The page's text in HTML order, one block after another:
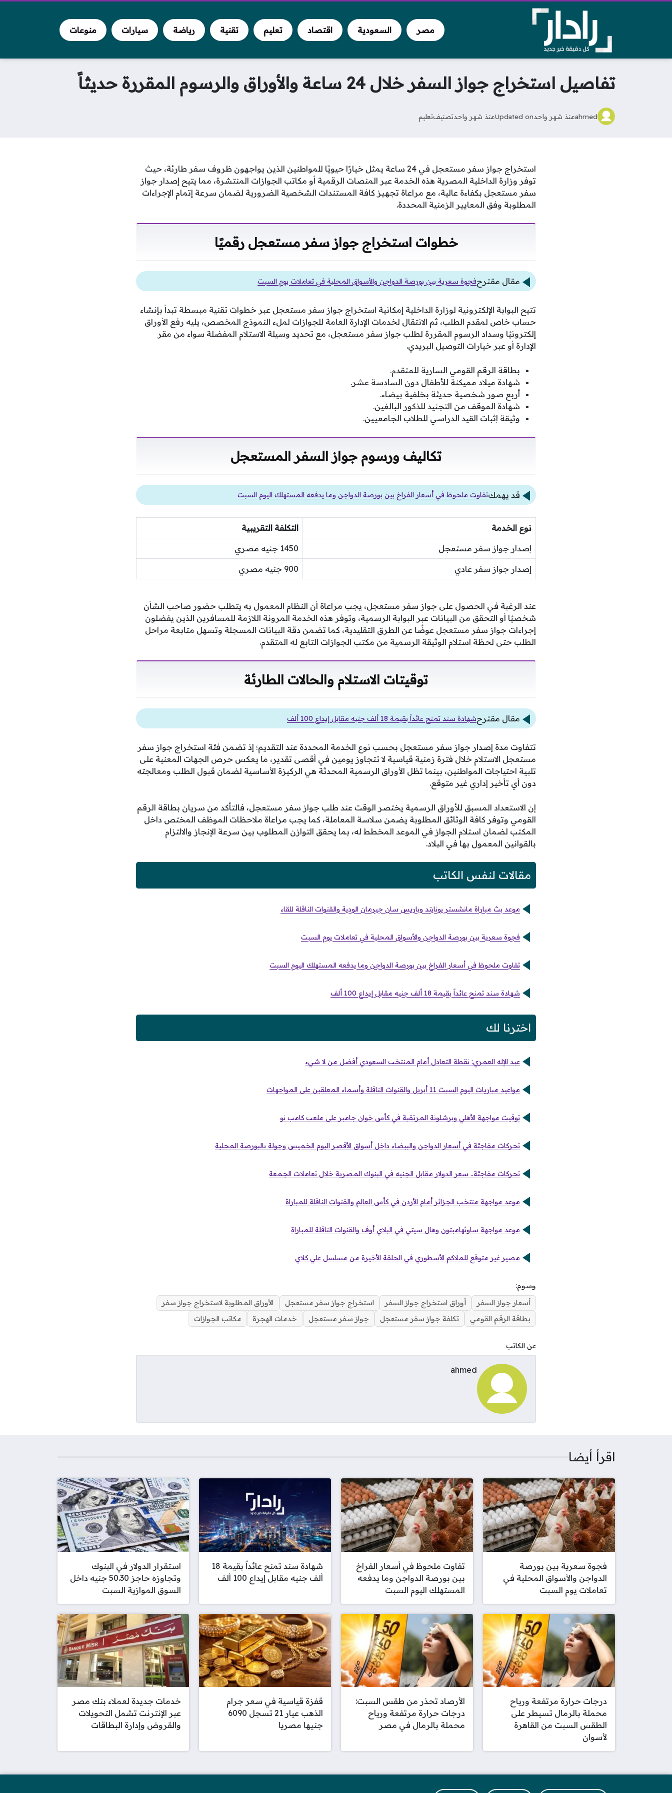
مصر السعودية اقتصاد تعليم تقنية رياضة سيارات منوعات
تفاصيل استخراج جواز السفر خلال 24 ساعة والأوراق والرسوم المقررة حديثاً
ahmedمنذ شهر واحدUpdated onمنذ شهر واحدتصنيفتعليم
استخراج جواز سفر مستعجل في 24 ساعة يمثل خيارًا حيويًا للمواطنين الذين يواجهون ظروف سفر طارئة، حيث
توفر وزارة الداخلية المصرية هذه الخدمة عبر المنصات الرقمية أو مكاتب الجوازات المنتشرة، مما يتيح إصدار جواز
سفر مستعجل بكفاءة عالية، مع مراعاة تجهيز كافة المستندات الشخصية الضرورية لضمان سرعة إتمام الإجراءات
المطلوبة وفق المعايير الزمنية المحددة.
خطوات استخراج جواز سفر مستعجل رقميًا
مقال مقترحفجوة سعرية بين بورصة الدواجن والأسواق المحلية في تعاملات يوم السبت
تتيح البوابة الإلكترونية لوزارة الداخلية إمكانية استخراج جواز سفر مستعجل عبر خطوات تقنية مبسطة تبدأ بإنشاء
حساب خاص لمقدم الطلب، ثم الانتقال لخدمات الإدارة العامة للجوازات لملء النموذج المخصص، يليه رفع الأوراق
إلكترونيًا وسداد الرسوم المقررة لطلب جواز سفر مستعجل، مع تحديد وسيلة الاستلام المفضلة سواء من مقر
الإدارة أو عبر خيارات التوصيل البريدي.
بطاقة الرقم القومي السارية للمتقدم.
شهادة ميلاد مميكنة للأطفال دون السادسة عشر.
أربع صور شخصية حديثة بخلفية بيضاء.
شهادة الموقف من التجنيد للذكور البالغين.
وثيقة إثبات القيد الدراسي للطلاب الجامعيين.
تكاليف ورسوم جواز السفر المستعجل
قد يهمكتفاوت ملحوظ في أسعار الفراخ بين بورصة الدواجن وما يدفعه المستهلك اليوم السبت
نوع الخدمة التكلفة التقريبية
إصدار جواز سفر مستعجل 1450 جنيه مصري
إصدار جواز سفر عادي 900 جنيه مصري
عند الرغبة في الحصول على جواز سفر مستعجل، يجب مراعاة أن النظام المعمول به يتطلب حضور صاحب الشأن
شخصيًا أو التحقق من البيانات عبر البوابة الرسمية، وتوفر هذه الخدمة المرونة اللازمة للمسافرين الذين يفضلون
إجراءات جواز سفر مستعجل عوضًا عن الطرق التقليدية، كما تضمن دقة البيانات المسجلة وتسهل متابعة مراحل
الطلب حتى لحظة استلام الوثيقة الرسمية من مكتب الجوازات التابع له المتقدم.
توقيتات الاستلام والحالات الطارئة
مقال مقترحشهادة سند تمنح عائداً بقيمة 18 ألف جنيه مقابل إيداع 100 ألف
تتفاوت مدة إصدار جواز سفر مستعجل بحسب نوع الخدمة المحددة عند التقديم؛ إذ تضمن فئة استخراج جواز سفر
مستعجل الاستلام خلال فترة زمنية قياسية لا تتجاوز يومين في أقصى تقدير، ما يعكس حرص الجهات المعنية على
تلبية احتياجات المواطنين، بينما تظل الأوراق الرسمية المحدثة هي الركيزة الأساسية لضمان قبول الطلب ومعالجته
دون أي تأخير إداري غير متوقع.
إن الاستعداد المسبق للأوراق الرسمية يختصر الوقت عند طلب جواز سفر مستعجل، فالتأكد من سريان بطاقة الرقم
القومي وتوفر كافة الوثائق المطلوبة يضمن سلاسة المعاملة، كما يجب مراعاة ملاحظات الموظف المختص داخل
المكتب لضمان استلام الجواز في الموعد المخطط له، بما يحقق التوازن المطلوب بين سرعة الإنجاز والالتزام
بالقوانين المعمول بها في البلاد.
مقالات لنفس الكاتب
موعد بث مباراة مانشستر يونايتد وباريس سان جيرمان الودية والقنوات الناقلة للقاء
فجوة سعرية بين بورصة الدواجن والأسواق المحلية في تعاملات يوم السبت
تفاوت ملحوظ في أسعار الفراخ بين بورصة الدواجن وما يدفعه المستهلك اليوم السبت
شهادة سند تمنح عائداً بقيمة 18 ألف جنيه مقابل إيداع 100 ألف
اخترنا لك
عبد الإله العمري: نقطة التعادل أمام المنتخب السعودي أفضل من لا شيء
مواعيد مباريات اليوم السبت 11 أبريل والقنوات الناقلة وأسماء المعلقين على المواجهات
توقيت مواجهة الأهلي وبرشلونة المرتقبة في كأس خوان جامبر على ملعب كامب نو
تحركات مفاجئة في أسعار الدواجن والبيضاء داخل أسواق الأقصر اليوم الخميس وجولة بالبورصة المحلية
تحركات مفاجئة.. سعر الدولار مقابل الجنيه في البنوك المصرية خلال تعاملات الجمعة
موعد مواجهة منتخب الجزائر أمام الأردن في كأس العالم والقنوات الناقلة للمباراة
موعد مواجهة ساوثهامبتون وهال سيتي في البلاي أوف والقنوات الناقلة للمباراة
مصير غير متوقع للملاكم الأسطوري في الحلقة الأخيرة من مسلسل علي كلاي
وسوم:
أسعار جواز السفر
أوراق استخراج جواز السفر استخراج جواز سفر مستعجل
الأوراق المطلوبة لاستخراج جواز سفر
بطاقة الرقم القومي
تكلفة جواز سفر مستعجل جواز سفر مستعجل خدمات الهجرة مكاتب الجوازات
عن الكاتب
ahmed
اقرأ أيضا
فجوة سعرية بين بورصة
الدواجن والأسواق المحلية في
تعاملات يوم السبت
تفاوت ملحوظ في أسعار الفراخ
بين بورصة الدواجن وما يدفعه
المستهلك اليوم السبت
شهادة سند تمنح عائداً بقيمة 18
ألف جنيه مقابل إيداع 100 ألف
استقرار الدولار في البنوك
وتجاوزه حاجز 50.30 جنيه داخل
السوق الموازية السبت
درجات حرارة مرتفعة ورياح
محملة بالرمال تسيطر على
الطقس السبت من القاهرة
لأسوان
الأرصاد تحذر من طقس السبت:
درجات حرارة مرتفعة ورياح
محملة بالرمال في مصر
قفزة قياسية في سعر جرام
الذهب عيار 21 تسجل 6090
جنيها مصريا
خدمات جديدة لعملاء بنك مصر
عبر الإنترنت تشمل التحويلات
والقروض وإدارة البطاقات